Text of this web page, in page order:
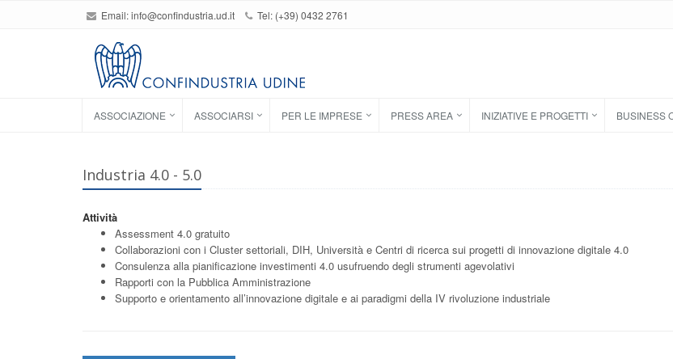
Email:info@confindustria.ud.it Tel: (+39) 0432 2761
ASSOCIAZIONE ASSOCIARSI PER LE IMPRESE PRESS AREA INIZIATIVE E PROGETTI BUSINESS
Industria 4.0 - 5.0
Attività
Assessment 4.0 gratuito
Collaborazioni con i Cluster settoriali, DIH, Università e Centri di ricerca sui progetti di innovazione digitale 4.0
Consulenza alla pianificazione investimenti 4.0 usufruendo degli strumenti agevolativi
Rapporti con la Pubblica Amministrazione
Supporto e orientamento all’innovazione digitale e ai paradigmi della IV rivoluzione industriale